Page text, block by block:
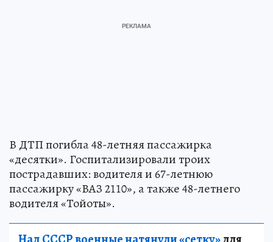
В ДТП погибла 48-летняя пассажирка
«десятки». Госпитализировали троих
пострадавших: водителя и 67-летнюю
пассажирку «ВАЗ 2110», а также 48-летнего
водителя «Тойоты».